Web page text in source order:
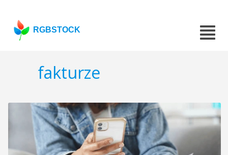
RGBSTOCK
fakturze